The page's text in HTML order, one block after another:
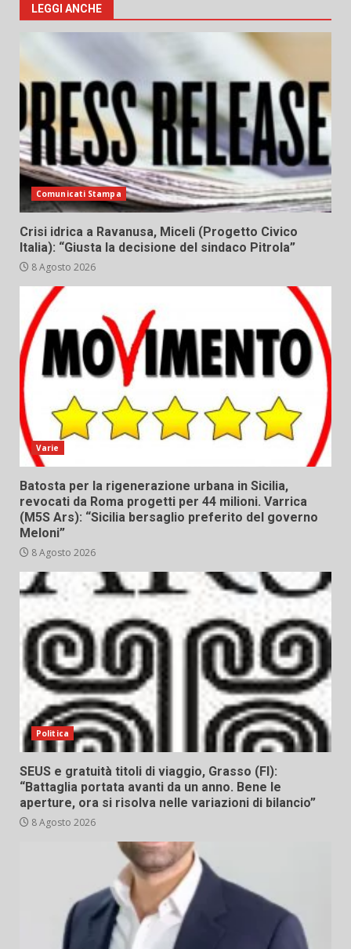
LEGGI ANCHE
Comunicati Stampa
Crisi idrica a Ravanusa, Miceli (Progetto Civico
Italia): “Giusta la decisione del sindaco Pitrola”
8 Agosto 2026
Varie
Batosta per la rigenerazione urbana in Sicilia,
revocati da Roma progetti per 44 milioni. Varrica
(M5S Ars): “Sicilia bersaglio preferito del governo
Meloni”
8 Agosto 2026
Politica
SEUS e gratuità titoli di viaggio, Grasso (FI):
“Battaglia portata avanti da un anno. Bene le
aperture, ora si risolva nelle variazioni di bilancio”
8 Agosto 2026